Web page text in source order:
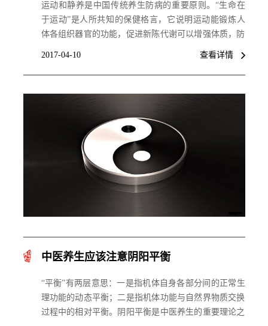
运动和静养是中国传统养生防病的重要原则。“生命在
于运动”是人所共知的保健格言，它说明运动能锻炼人
体各组织器官的功能，促进新陈代谢可以增强体质，防
止早衰。但并不表明运动越多越好，运动量越大越好。
止，是养生的根本大法，突出说明了以静养生的思想更
符合人体生命的内在规律。以动静来划分我国古代养生
秋》为代表的一派，主张动以养生，重在养形。他们在
养生方法上虽然各有侧重，但本质上都提倡动静结合，
形神共养。只有做到动静兼修，动静适宜，才能“瑕与
神俱”，达到养生的目的。
查看详情
2017-04-10
中医养生应该注意阴阳平衡
“平衡”有两层意思：一是指机体自身各部分间的正常生
理功能的动态平衡；二是指机体功能与自然界物质交换
过程中的相对平衡。阴阳平衡是中医养生的重要理论之